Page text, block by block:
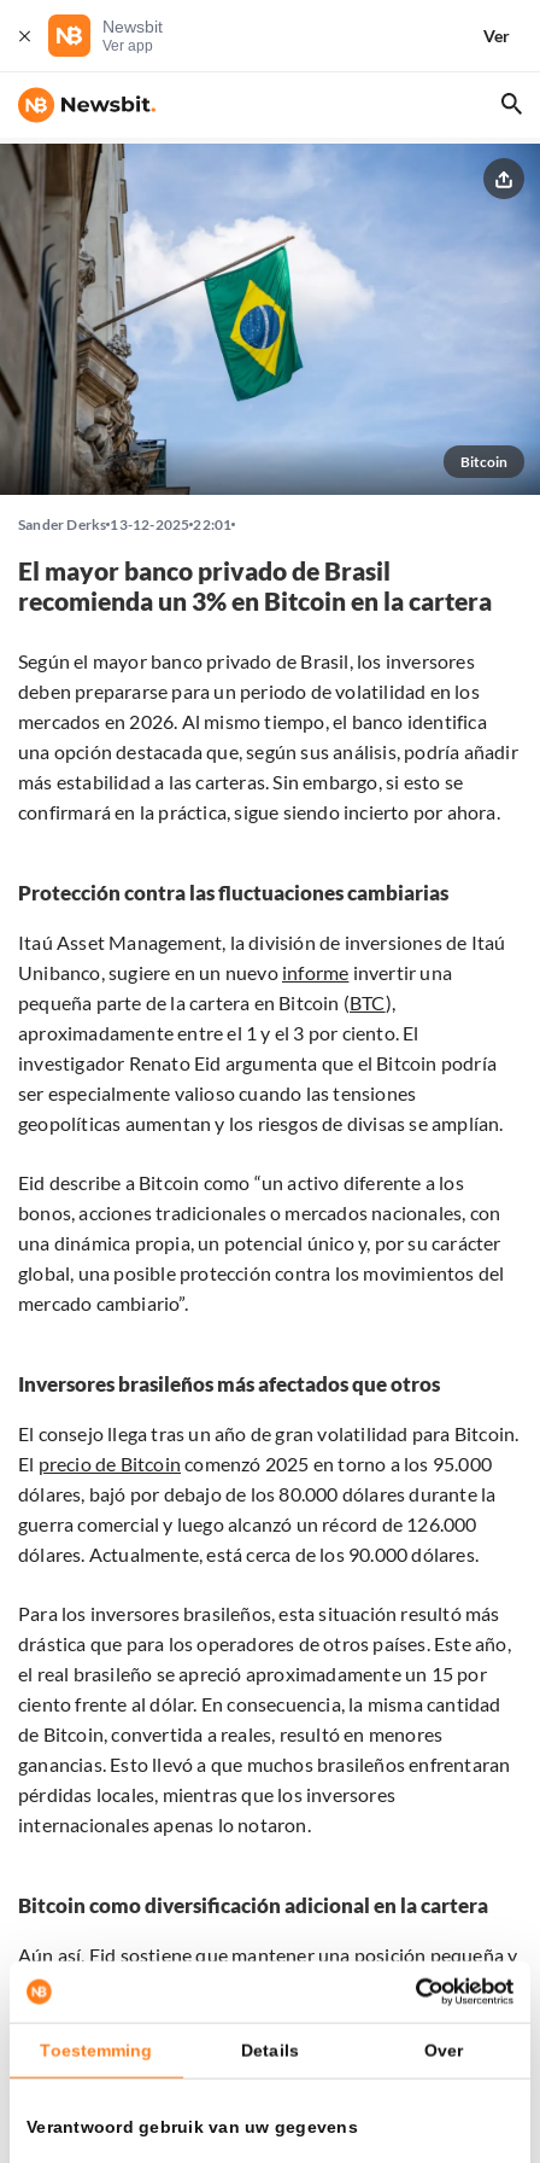
Toestemming Details Over
Verantwoord gebruik van uw gegevens
Newsbit
Ver app
Ver
Bitcoin
Sander Derks 13-12-2025 22:01
El mayor banco privado de Brasil
recomienda un 3% en Bitcoin en la cartera
Según el mayor banco privado de Brasil, los inversores
deben prepararse para un periodo de volatilidad en los
mercados en 2026. Al mismo tiempo, el banco identifica
una opción destacada que, según sus análisis, podría añadir
más estabilidad a las carteras. Sin embargo, si esto se
confirmará en la práctica, sigue siendo incierto por ahora.
Protección contra las fluctuaciones cambiarias
Itaú Asset Management, la división de inversiones de Itaú
Unibanco, sugiere en un nuevo informe invertir una
pequeña parte de la cartera en Bitcoin (BTC),
aproximadamente entre el 1 y el 3 por ciento. El
investigador Renato Eid argumenta que el Bitcoin podría
ser especialmente valioso cuando las tensiones
geopolíticas aumentan y los riesgos de divisas se amplían.
Eid describe a Bitcoin como “un activo diferente a los
bonos, acciones tradicionales o mercados nacionales, con
una dinámica propia, un potencial único y, por su carácter
global, una posible protección contra los movimientos del
mercado cambiario”.
Inversores brasileños más afectados que otros
El consejo llega tras un año de gran volatilidad para Bitcoin.
El precio de Bitcoin comenzó 2025 en torno a los 95.000
dólares, bajó por debajo de los 80.000 dólares durante la
guerra comercial y luego alcanzó un récord de 126.000
dólares. Actualmente, está cerca de los 90.000 dólares.
Para los inversores brasileños, esta situación resultó más
drástica que para los operadores de otros países. Este año,
el real brasileño se apreció aproximadamente un 15 por
ciento frente al dólar. En consecuencia, la misma cantidad
de Bitcoin, convertida a reales, resultó en menores
ganancias. Esto llevó a que muchos brasileños enfrentaran
pérdidas locales, mientras que los inversores
internacionales apenas lo notaron.
Bitcoin como diversificación adicional en la cartera
Aún así, Eid sostiene que mantener una posición pequeña y
fija en Bitcoin a largo plazo puede ayudar a diversificar los
correlación con otros mercados.
entre BITI11, elETFde Bitcoin de Itaú, y los grandes índices